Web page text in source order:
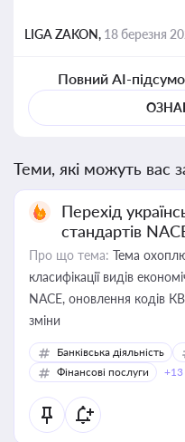
LIGA ZAKON, 18 березня
Повний AI-
Теми, які можуть вас
Перехід
стандартів
Про що тема: Тема
класифікації видів
NACE, оновлення кодів
зміни
Банківська діяльність
Фінансові послуги
+13